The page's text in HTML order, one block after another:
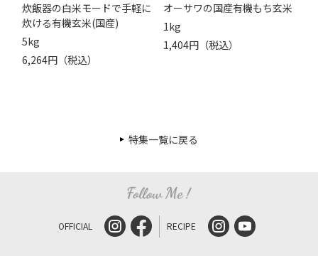
炊飯器の白米モードで手軽に
炊ける有機玄米(国産)
5kg
6,264円（税込）
オーサワの国産有機もち玄米
1kg
1,404円（税込）
特集一覧に戻る
OFFICIAL RECIPE